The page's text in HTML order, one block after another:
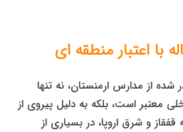
با اعتبار منطقه ای
شده از مدارس ارمنستان، نه تنها
معتبر است، بلکه به دلیل پیروی از
و شرق اروپا، در بسیاری از